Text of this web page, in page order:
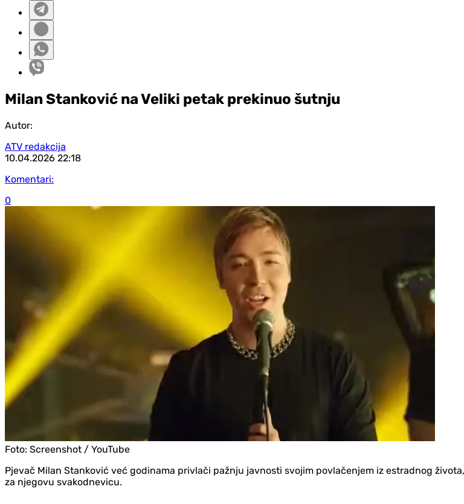
Milan Stanković na Veliki petak prekinuo šutnju
Autor:
ATV redakcija
10.04.2026 22:18
Komentari:
0
Foto: Screenshot / YouTube
Pjevač Milan Stanković već godinama privlači pažnju javnosti svojim povlačenjem iz estradnog
za njegovu svakodnevicu.